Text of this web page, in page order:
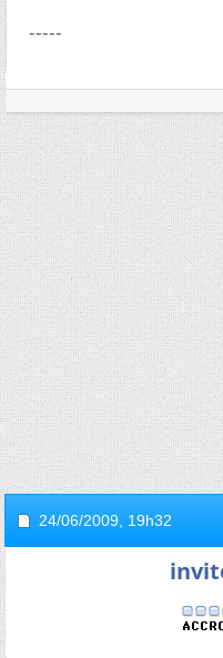
-----
24/06/2009, 19h32